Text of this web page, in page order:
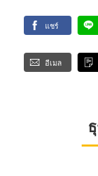
แชร์
อีเมล